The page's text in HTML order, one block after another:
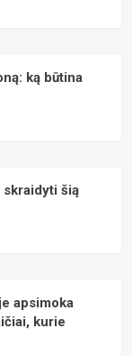
ką būtina
šią
apsimoka
kurie